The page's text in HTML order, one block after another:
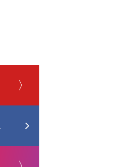
〉